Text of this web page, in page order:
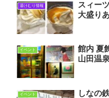
湯けむり情報
スィー
大盛り
イベント
館内 夏
山田温
イベント
しなの